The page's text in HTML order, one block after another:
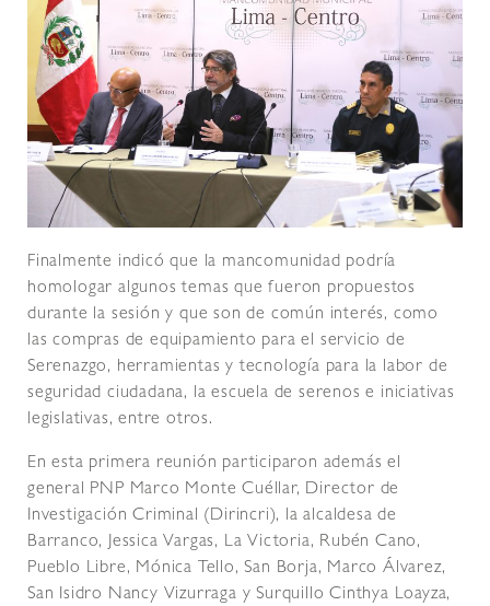
Finalmente indicó que la mancomunidad podría
homologar algunos temas que fueron propuestos
durante la sesión y que son de común interés, como
las compras de equipamiento para el servicio de
Serenazgo, herramientas y tecnología para la labor de
seguridad ciudadana, la escuela de serenos e iniciativas
legislativas, entre otros.
En esta primera reunión participaron además el
general PNP Marco Monte Cuéllar, Director de
Investigación Criminal (Dirincri), la alcaldesa de
Barranco, Jessica Vargas, La Victoria, Rubén Cano,
Pueblo Libre, Mónica Tello, San Borja, Marco Álvarez,
San Isidro Nancy Vizurraga y Surquillo Cinthya Loayza,